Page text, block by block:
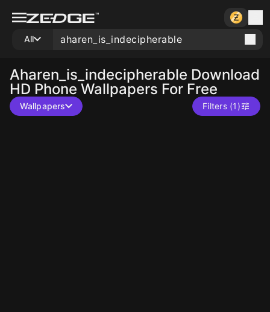
All
Aharen_is_indecipherable Download
HD Phone Wallpapers For Free
Wallpapers Filters (1)